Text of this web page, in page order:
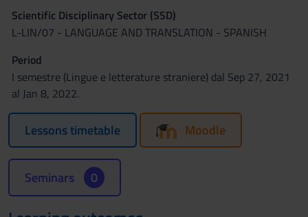
Scientific Disciplinary Sector (SSD)
L-LIN/07 - LANGUAGE AND TRANSLATION - SPANISH
Period
I semestre (Lingue e letterature straniere) dal Sep 27, 2021
al Jan 8, 2022.
Lessons timetable Moodle
Seminars 0